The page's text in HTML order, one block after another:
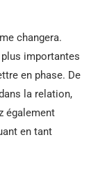
changera.
importantes
en phase. De
la relation,
également
en tant